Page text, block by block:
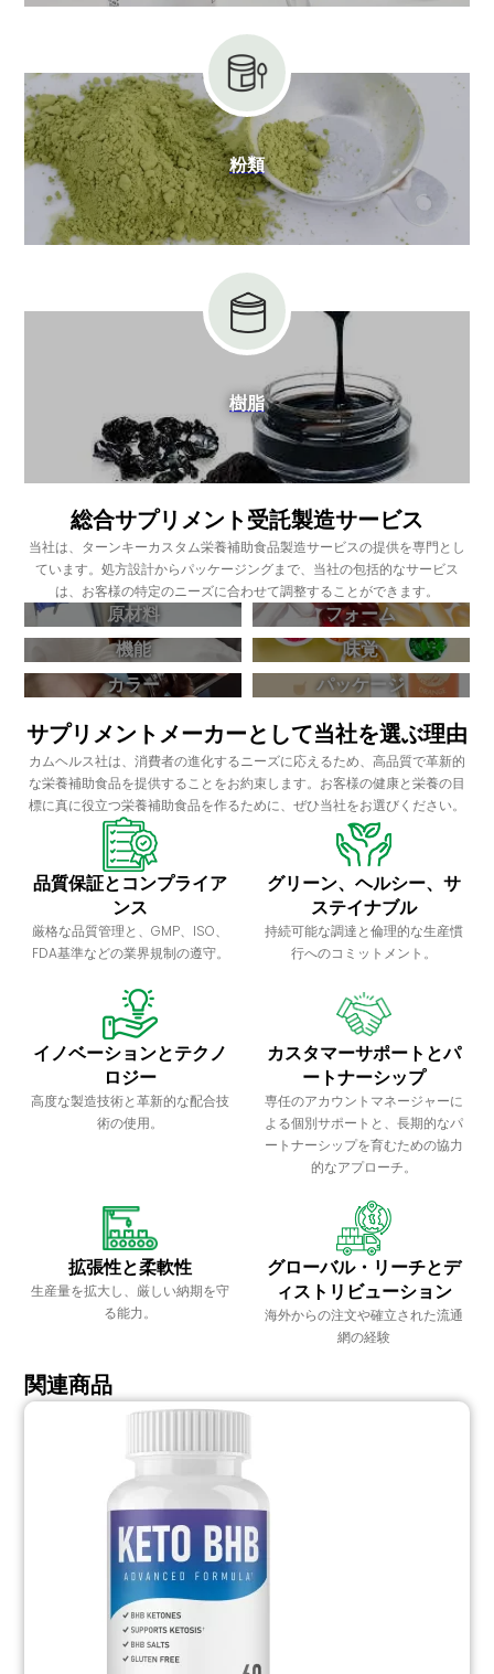
粉類
樹脂
総合サプリメント受託製造サービス
当社は、ターンキーカスタム栄養補助食品製造サービスの提供を専門とし
ています。処方設計からパッケージングまで、当社の包括的なサービス
は、お客様の特定のニーズに合わせて調整することができます。
原材料
フォーム
機能
味覚
カラー
パッケージ
サプリメントメーカーとして当社を選ぶ理由
カムヘルス社は、消費者の進化するニーズに応えるため、高品質で革新的
な栄養補助食品を提供することをお約束します。お客様の健康と栄養の目
標に真に役立つ栄養補助食品を作るために、ぜひ当社をお選びください。
品質保証とコンプライア
ンス
厳格な品質管理と、GMP、ISO、
FDA基準などの業界規制の遵守。
グリーン、ヘルシー、サ
ステイナブル
持続可能な調達と倫理的な生産慣
行へのコミットメント。
イノベーションとテクノ
ロジー
高度な製造技術と革新的な配合技
術の使用。
カスタマーサポートとパ
ートナーシップ
専任のアカウントマネージャーに
よる個別サポートと、長期的なパ
ートナーシップを育むための協力
的なアプローチ。
拡張性と柔軟性
生産量を拡大し、厳しい納期を守
る能力。
グローバル・リーチとデ
ィストリビューション
海外からの注文や確立された流通
網の経験
関連商品